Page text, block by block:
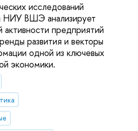
исследований
НИУ ВШЭ анализирует
активности предприятий
развития и векторы
одной из ключевых
экономики.